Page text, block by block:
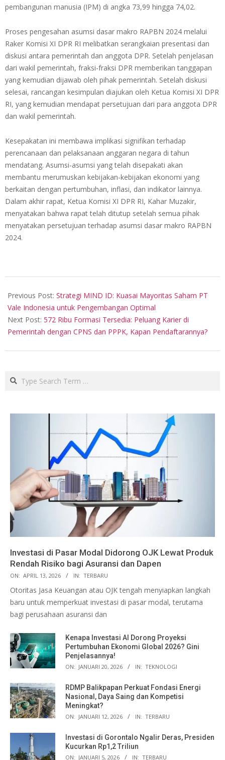
pembangunan manusia (IPM) di angka 73,99 hingga 74,02.
Proses pengesahan asumsi dasar makro RAPBN 2024 melalui
Raker Komisi XI DPR RI melibatkan serangkaian presentasi dan
diskusi antara pemerintah dan anggota DPR. Setelah penjelasan
dari wakil pemerintah, fraksi-fraksi DPR memberikan tanggapan
yang kemudian dijawab oleh pihak pemerintah. Setelah diskusi
selesai, rancangan kesimpulan diajukan oleh Ketua Komisi XI DPR
RI, yang kemudian mendapat persetujuan dari para anggota DPR
dan wakil pemerintah.
Kesepakatan ini membawa implikasi signifikan terhadap
perencanaan dan pelaksanaan anggaran negara di tahun
mendatang. Asumsi-asumsi yang telah disepakati akan
membantu merumuskan kebijakan-kebijakan ekonomi yang
berkaitan dengan pertumbuhan, inflasi, dan indikator lainnya.
Dalam akhir rapat, Ketua Komisi XI DPR RI, Kahar Muzakir,
menyatakan bahwa rapat telah ditutup setelah semua pihak
menyatakan persetujuan terhadap asumsi dasar makro RAPBN
2024.
09-
01
Previous Post: Strategi MIND ID: Kuasai Mayoritas Saham PT
Vale Indonesia untuk Pengembangan Optimal
Next Post: 572 Ribu Formasi Tersedia: Peluang Karier di
Pemerintah dengan CPNS dan PPPK, Kapan Pendaftarannya?
Search
Investasi di Pasar Modal Didorong OJK Lewat Produk
Rendah Risiko bagi Asuransi dan Dapen
ON: APRIL 13, 2026 IN: TERBARU
Otoritas Jasa Keuangan atau OJK tengah menyiapkan langkah
baru untuk memperkuat investasi di pasar modal, terutama
bagi perusahaan asuransi dan
Kenapa Investasi AI Dorong Proyeksi
Pertumbuhan Ekonomi Global 2026? Gini
Penjelasannya!
ON: JANUARI 20, 2026 IN: TEKNOLOGI
RDMP Balikpapan Perkuat Fondasi Energi
Nasional, Daya Saing dan Kompetisi
Meningkat?
ON: JANUARI 12, 2026 IN: TERBARU
Investasi di Gorontalo Ngalir Deras, Presiden
Kucurkan Rp1,2 Triliun
ON: JANUARI 5, 2026 IN: TERBARU